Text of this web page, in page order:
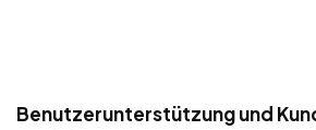
Benutzerunterstützung und